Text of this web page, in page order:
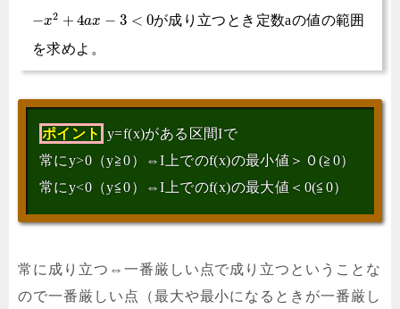
−x2 + 4ax − 3 < 0が成り立つとき定数aの値の範囲
を求めよ。
ポイント
y=f(x)がある区間Iで
常にy>0（y≧0）⇔I上でのf(x)の最小値＞０(≧0）
常にy<0（y≦0）⇔I上でのf(x)の最大値＜0(≦0）
常に成り立つ⇔一番厳しい点で成り立つということな
ので一番厳しい点（最大や最小になるときが一番厳し